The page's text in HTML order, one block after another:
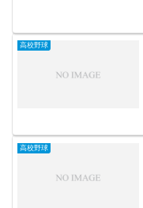
高校野球
高校野球